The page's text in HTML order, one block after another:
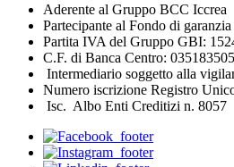
Aderente al Gruppo BCC Iccrea
Partecipante al Fondo di
Partita IVA del Gruppo GBI:
C.F. di Banca Centro:
Intermediario soggetto alla
Numero iscrizione Registro
Isc. Albo Enti Creditizi n. 8057